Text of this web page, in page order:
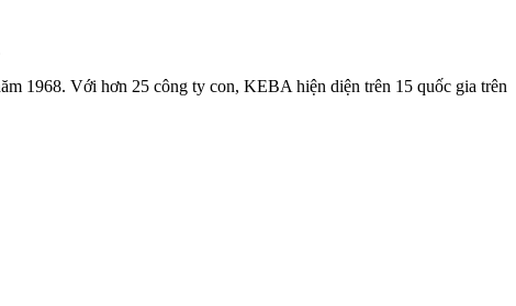
1968. Với hơn 25 công ty con, KEBA hiện diện trên 15 quốc gia trên